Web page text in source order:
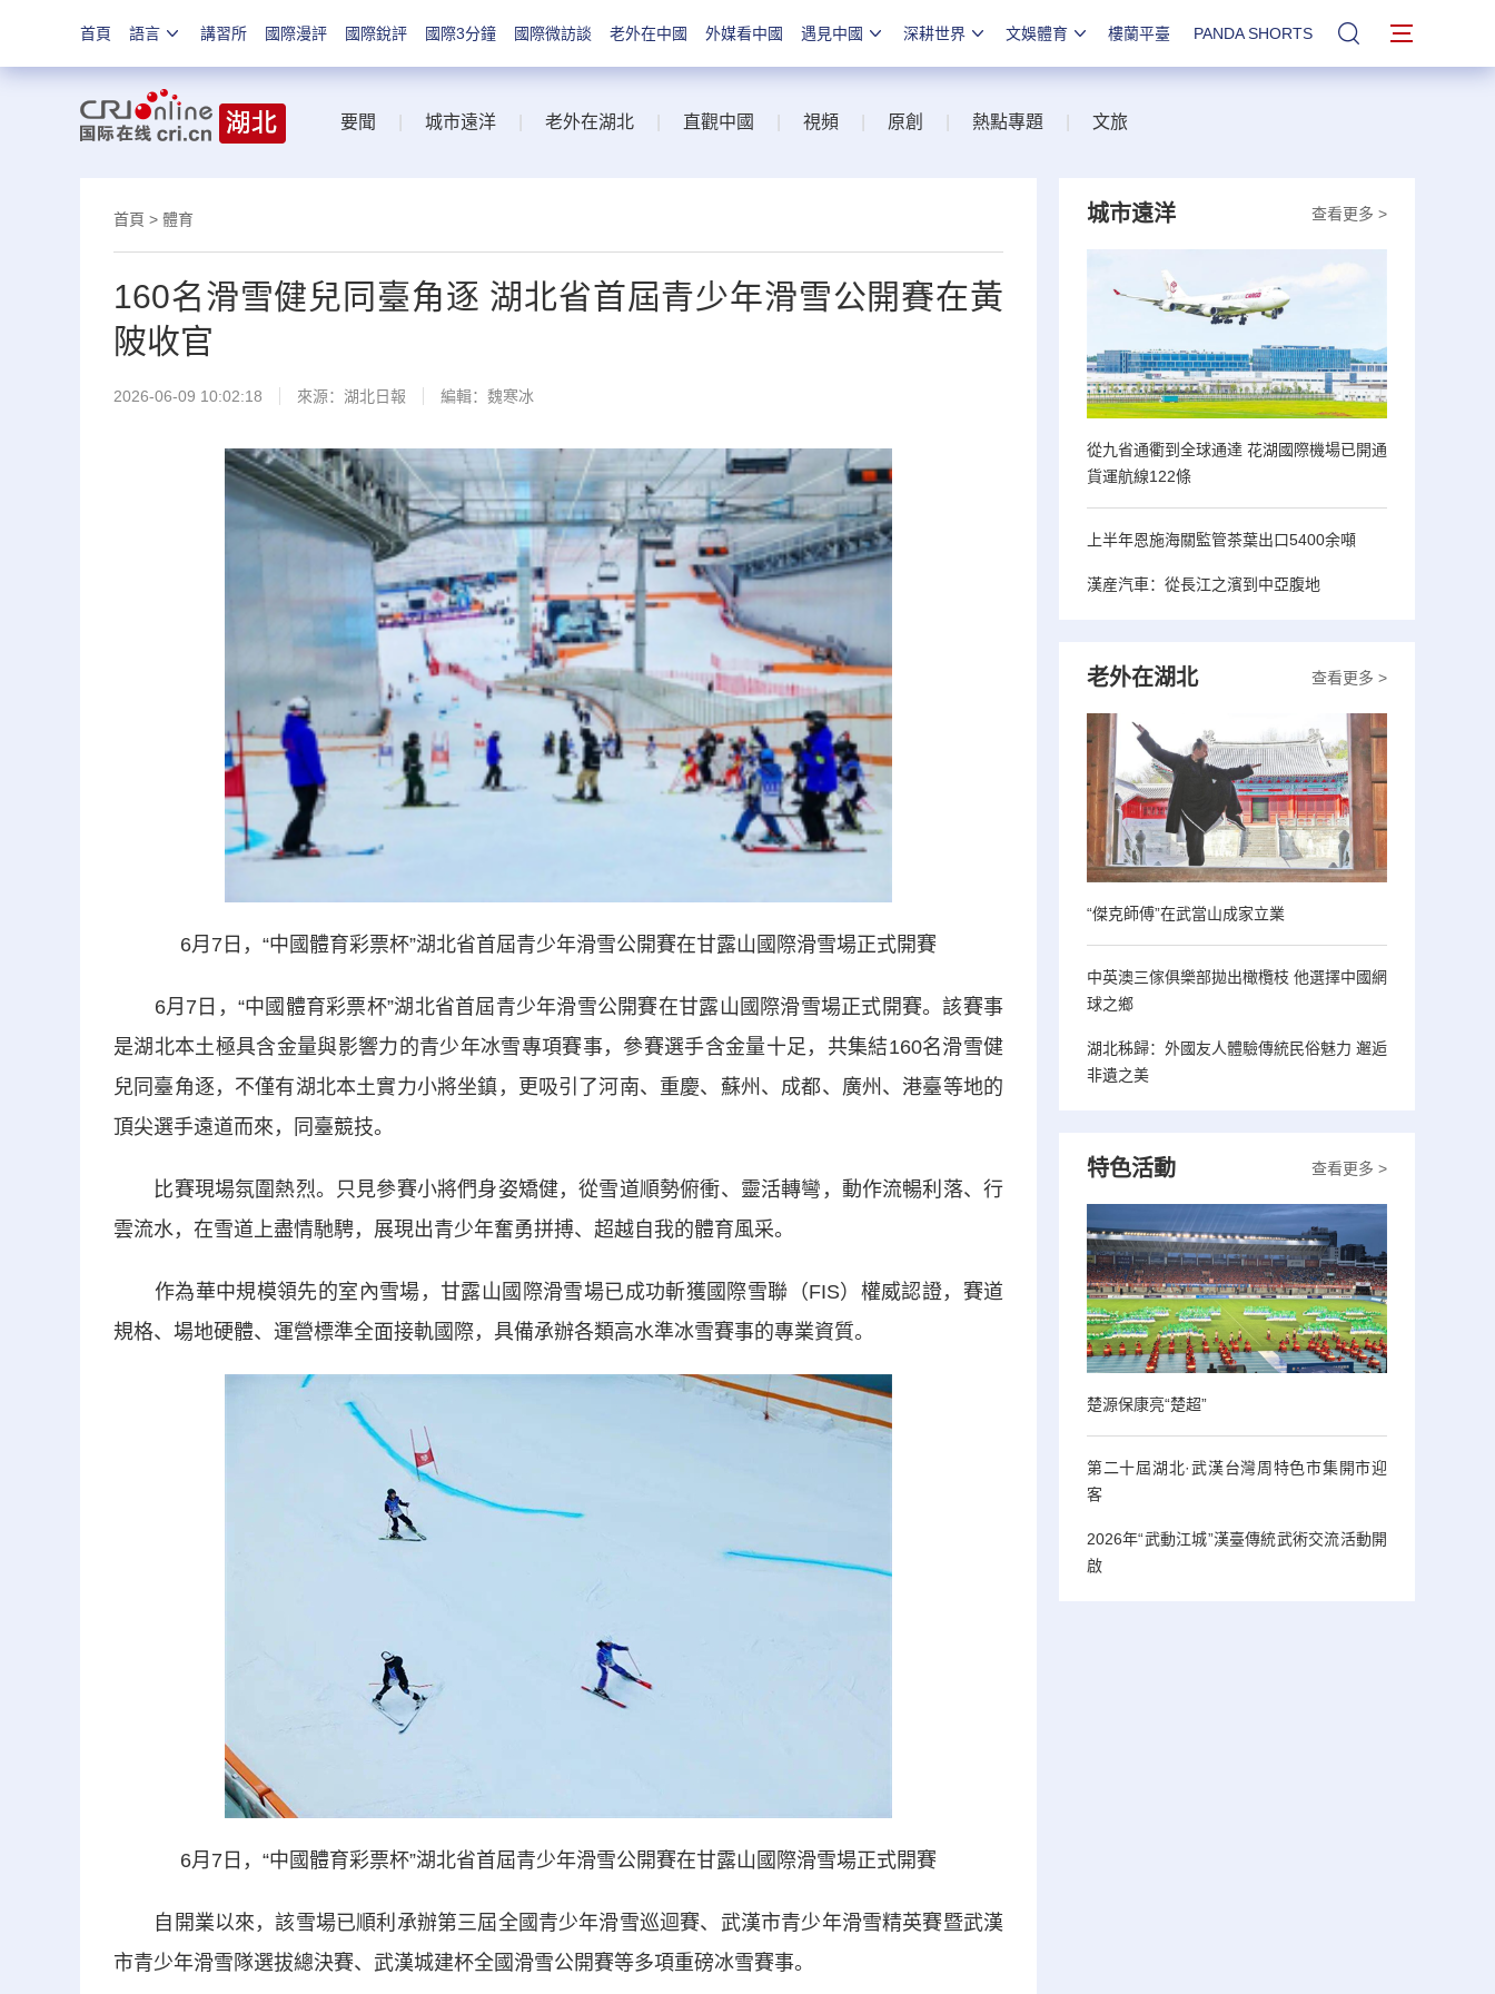
首頁 語言 講習所 國際漫評 國際銳評 國際3分鐘 國際微訪談 老外在中國 外媒看中國 遇見中國 深耕世界 文娛體育 樓蘭平臺 PANDA SHORTS 站內搜索
要聞 城市遠洋 老外在湖北 直觀中國 視頻 原創 熱點專題 文旅
首頁 > 體育
160名滑雪健兒同臺角逐 湖北省首屆青少年滑雪公開賽在黃
陂收官
2026-06-09 10:02:18 來源： 湖北日報 編輯：魏寒冰
6月7日，“中國體育彩票杯”湖北省首屆青少年滑雪公開賽在甘露山國際滑雪場正式開賽
6月7日，“中國體育彩票杯”湖北省首屆青少年滑雪公開賽在甘露山國際滑雪場正式開賽。該賽事
是湖北本土極具含金量與影響力的青少年冰雪專項賽事，參賽選手含金量十足，共集結160名滑雪健
兒同臺角逐，不僅有湖北本土實力小將坐鎮，更吸引了河南、重慶、蘇州、成都、廣州、港臺等地的
頂尖選手遠道而來，同臺競技。
比賽現場氛圍熱烈。只見參賽小將們身姿矯健，從雪道順勢俯衝、靈活轉彎，動作流暢利落、行
雲流水，在雪道上盡情馳騁，展現出青少年奮勇拼搏、超越自我的體育風采。
作為華中規模領先的室內雪場，甘露山國際滑雪場已成功斬獲國際雪聯（FIS）權威認證，賽道
規格、場地硬體、運營標準全面接軌國際，具備承辦各類高水準冰雪賽事的專業資質。
6月7日，“中國體育彩票杯”湖北省首屆青少年滑雪公開賽在甘露山國際滑雪場正式開賽
自開業以來，該雪場已順利承辦第三屆全國青少年滑雪巡迴賽、武漢市青少年滑雪精英賽暨武漢
市青少年滑雪隊選拔總決賽、武漢城建杯全國滑雪公開賽等多項重磅冰雪賽事。
查看更多 >
城市遠洋
從九省通衢到全球通達 花湖國際機場已開通
貨運航線122條
上半年恩施海關監管茶葉出口5400余噸
漢産汽車：從長江之濱到中亞腹地
查看更多 >
老外在湖北
“傑克師傅”在武當山成家立業
中英澳三傢俱樂部拋出橄欖枝 他選擇中國網
球之鄉
湖北秭歸：外國友人體驗傳統民俗魅力 邂逅
非遺之美
查看更多 >
特色活動
楚源保康亮“楚超”
第二十屆湖北·武漢台灣周特色市集開市迎
客
2026年“武動江城”漢臺傳統武術交流活動開
啟